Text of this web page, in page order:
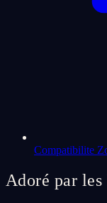
Compatibilite
Adoré par